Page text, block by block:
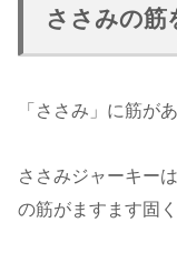
ささみの筋
「ささみ」に筋が
ささみジャーキー
の筋がますます固く